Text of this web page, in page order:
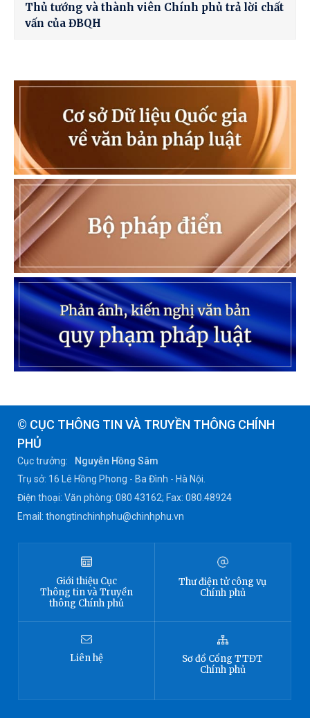
Thủ tướng và thành viên Chính phủ trả lời chất
vấn của ĐBQH
© CỤC THÔNG TIN VÀ TRUYỀN THÔNG CHÍNH
PHỦ
Cục trưởng:
Nguyễn Hồng Sâm
Trụ sở: 16 Lê Hồng Phong - Ba Đình - Hà Nội.
Điện thoại: Văn phòng: 080 43162; Fax: 080.48924
Email: thongtinchinhphu@chinhphu.vn
Giới thiệu Cục
Thông tinvà Truyền
thông Chính phủ
Thư điện tử công vụ
Chính phủ
Liên hệ Sơ đồ Cổng TTĐT
Chính phủ